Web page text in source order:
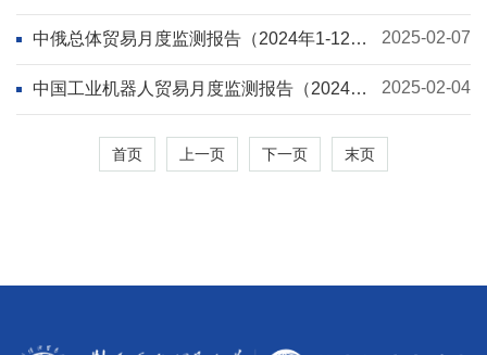
12月）
中俄总体贸易月度监测报告（2024年1-12
月）
2025-02-07
中国工业机器人贸易月度监测报告（2024年
1-12月）
2025-02-04
首页 上一页 下一页 末页